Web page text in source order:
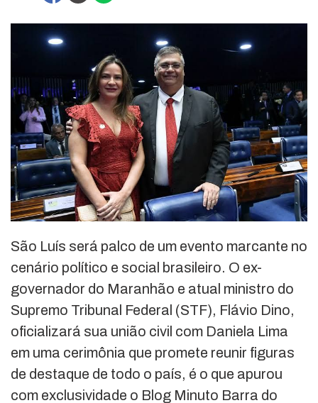
São Luís será palco de um evento marcante no
cenário político e social brasileiro. O ex-
governador do Maranhão e atual ministro do
Supremo Tribunal Federal (STF), Flávio Dino,
oficializará sua união civil com Daniela Lima
em uma cerimônia que promete reunir figuras
de destaque de todo o país, é o que apurou
com exclusividade o Blog Minuto Barra do